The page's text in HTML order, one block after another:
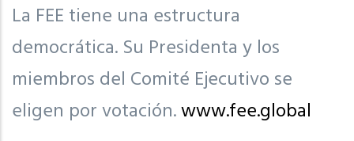
La FEE tiene una estructura
democrática. Su Presidenta y los
miembros del Comité Ejecutivo se
eligen por votación.www.fee.global